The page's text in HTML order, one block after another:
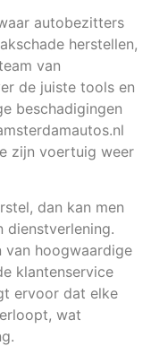
autobezitters
herstellen,
van
de juiste tools en
beschadigingen
zijn voertuig weer
dan kan men
dienstverlening.
van hoogwaardige
klantenservice
ervoor dat elke
wat